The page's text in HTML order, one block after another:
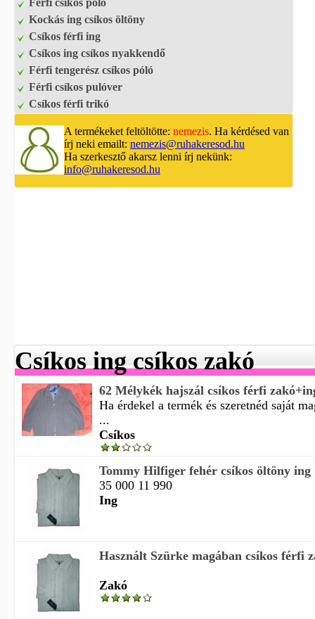
Férfi csíkos póló
Kockás ing csíkos öltöny
Csíkos férfi ing
Csíkos ing csíkos nyakkendő
Férfi tengerész csíkos póló
Férfi csíkos pulóver
Csíkos férfi trikó
A termékeket feltöltötte: nemezis. Ha kérdésed van
írj neki emailt: nemezis@ruhakeresod.hu
Ha szerkesztő akarsz lenni írj nekünk:
info@ruhakeresod.hu
Csíkos ing csíkos zakó
62 Mélykék hajszál csíkos férfi
Ha érdekel a termék és szeretnéd saját
...
Csíkos
Tommy Hilfiger fehér csíkos öltöny ing
35 000 11 990
Ing
Használt Szürke magában csíkos férfi
Zakó